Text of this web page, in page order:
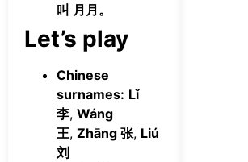
叫 月月。
Let’s play
Chinese
surnames: Lǐ
李, Wáng
王, Zhāng 张, Liú
刘